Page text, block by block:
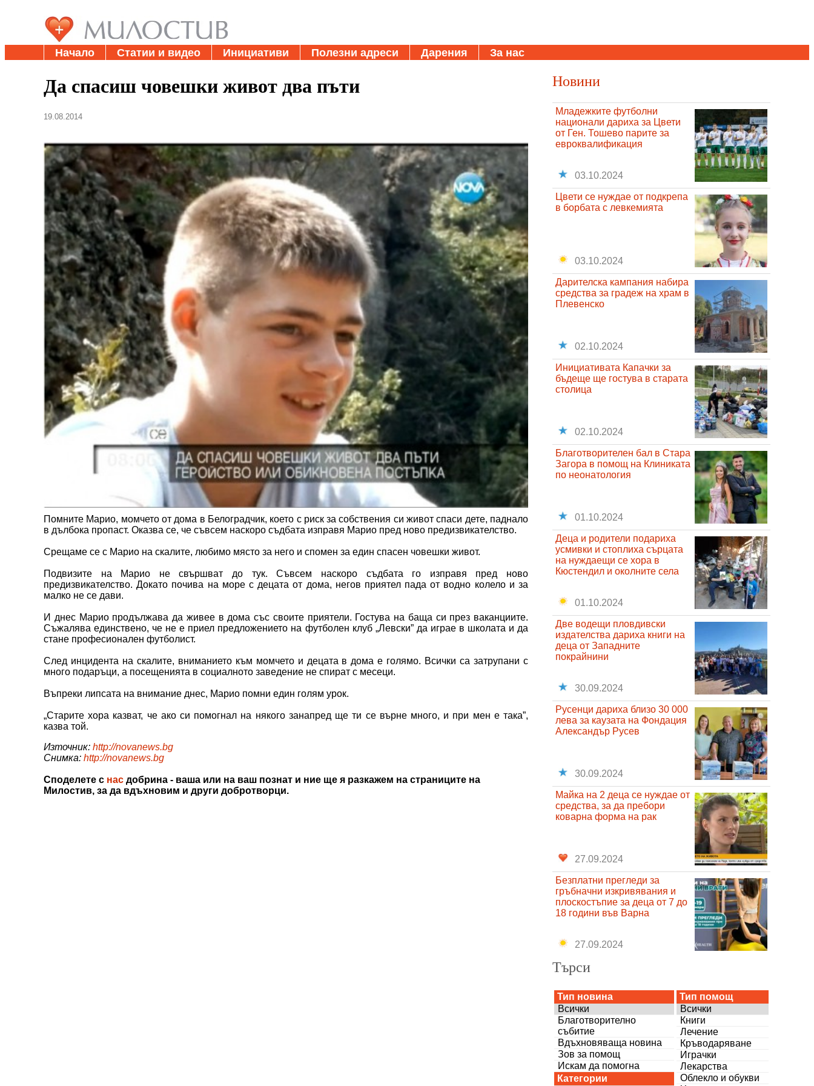
Начало Статии и видео Инициативи Полезни адреси Дарения За нас
Да спасиш човешки живот два пъти
19.08.2014
Помните Марио, момчето от дома в Белоградчик, което с риск за собствения си живот спаси дете, паднало
в дълбока пропаст. Оказва се, че съвсем наскоро съдбата изправя Марио пред ново предизвикателство.
Срещаме се с Марио на скалите, любимо място за него и спомен за един спасен човешки живот.
Подвизите на Марио не свършват до тук. Съвсем наскоро съдбата го изправя пред ново
предизвикателство. Докато почива на море с децата от дома, негов приятел пада от водно колело и за
малко не се дави.
И днес Марио продължава да живее в дома със своите приятели. Гостува на баща си през ваканциите.
Съжалява единствено, че не е приел предложението на футболен клуб „Левски” да играе в школата и да
стане професионален футболист.
След инцидента на скалите, вниманието към момчето и децата в дома е голямо. Всички са затрупани с
много подаръци, а посещенията в социалното заведение не спират с месеци.
Въпреки липсата на внимание днес, Марио помни един голям урок.
„Старите хора казват, че ако си помогнал на някого занапред ще ти се върне много, и при мен е така”,
казва той.
Източник: http://novanews.bg
Снимка: http://novanews.bg
Споделете с нас добрина - ваша или на ваш познат и ние ще я разкажем на страниците на
Милостив, за да вдъхновим и други добротворци.
Новини
Младежките футболни
национали дариха за Цвети
от Ген. Тошево парите за
евроквалификация
03.10.2024
Цвети се нуждае от подкрепа
в борбата с левкемията
03.10.2024
Дарителска кампания набира
средства за градеж на храм в
Плевенско
02.10.2024
Инициативата Капачки за
бъдеще ще гостува в старата
столица
02.10.2024
Благотворителен бал в Стара
Загора в помощ на Клиниката
по неонатология
01.10.2024
Деца и родители подариха
усмивки и стоплиха сърцата
на нуждаещи се хора в
Кюстендил и околните села
01.10.2024
Две водещи пловдивски
издателства дариха книги на
деца от Западните
покрайнини
30.09.2024
Русенци дариха близо 30 000
лева за каузата на Фондация
Александър Русев
30.09.2024
Майка на 2 деца се нуждае от
средства, за да пребори
коварна форма на рак
27.09.2024
Безплатни прегледи за
гръбначни изкривявания и
плоскостъпие за деца от 7 до
18 години във Варна
27.09.2024
Търси
Тип новина
Всички
Благотворително
събитие
Вдъхновяваща новина
Зов за помощ
Искам да помогна
Категории
Тип помощ
Всички
Книги
Лечение
Кръводаряване
Играчки
Лекарства
Облекло и обукви